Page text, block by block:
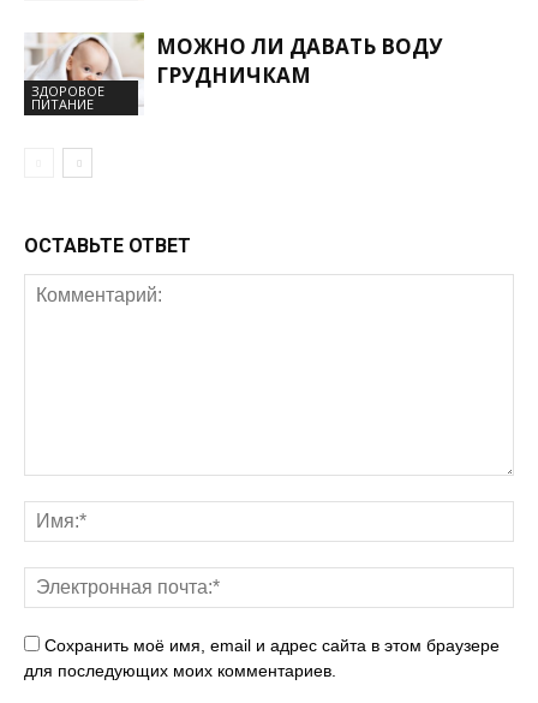
ЗДОРОВОЕ
ПИТАНИЕ
МОЖНО ЛИ ДАВАТЬ ВОДУ
ГРУДНИЧКАМ
ОСТАВЬТЕ ОТВЕТ
Сохранить моё имя, email и адрес сайта в этом браузере
для последующих моих комментариев.